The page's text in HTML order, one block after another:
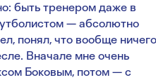
быть тренером даже в
— абсолютно
понял, что вообще ничего
Вначале мне очень
Боковым, потом — с